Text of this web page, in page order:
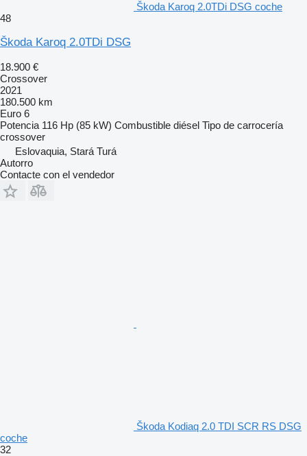
Škoda Karoq 2.0TDi DSG coche
48
Škoda Karoq 2.0TDi DSG
18.900 €
Crossover
2021
180.500 km
Euro 6
Potencia 116 Hp (85 kW) Combustible diésel Tipo de carrocería
crossover
Eslovaquia, Stará Turá
Autorro
Contacte con el vendedor
Škoda Kodiaq 2.0 TDI SCR RS DSG
coche
32